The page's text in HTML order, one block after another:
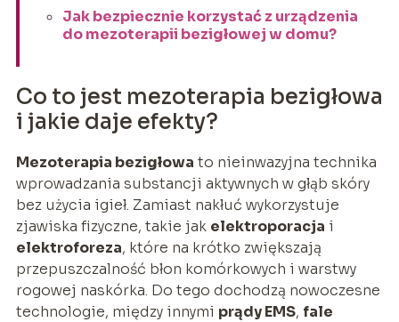
Jak bezpiecznie korzystać z urządzenia
do mezoterapii bezigłowej w domu?
Co to jest mezoterapia bezigłowa
i jakie daje efekty?
Mezoterapia bezigłowa to nieinwazyjna technika
wprowadzania substancji aktywnych w głąb skóry
bez użycia igieł. Zamiast nakłuć wykorzystuje
zjawiska fizyczne, takie jak elektroporacja i
elektroforeza, które na krótko zwiększają
przepuszczalność błon komórkowych i warstwy
rogowej naskórka. Do tego dochodzą nowoczesne
technologie, między innymi prądy EMS, fale